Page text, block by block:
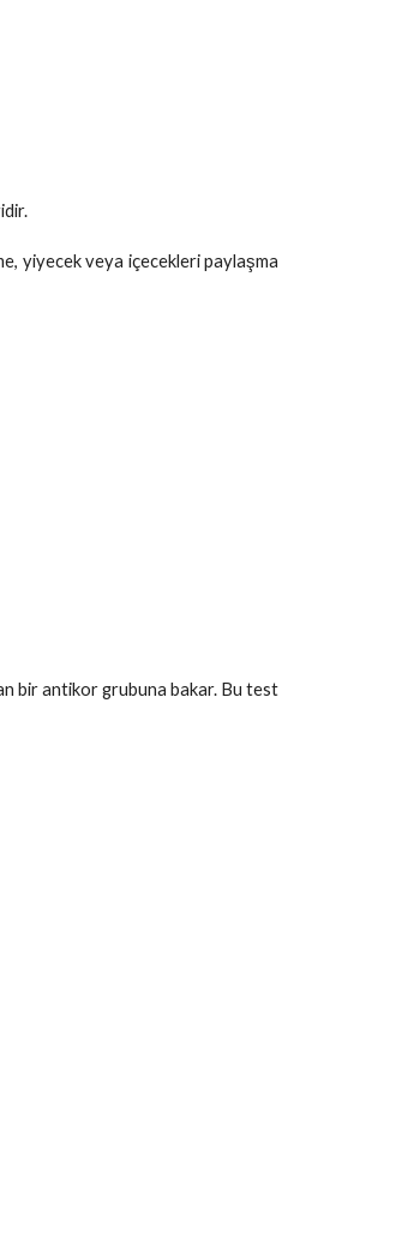
yiyecek veya içecekleri paylaşma
bir antikor grubuna bakar. Bu test